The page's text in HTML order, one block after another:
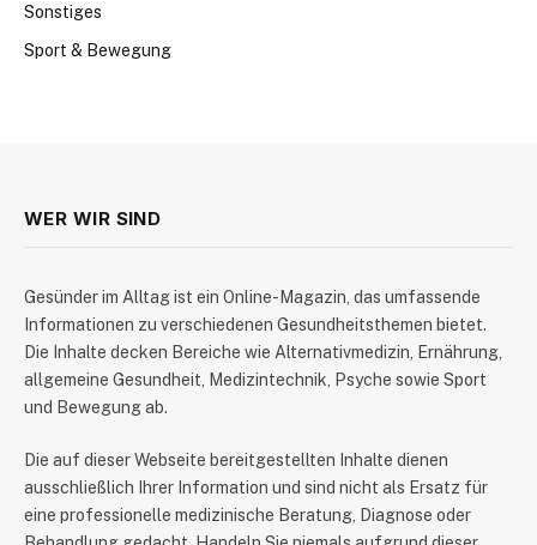
Sonstiges
Sport & Bewegung
WER WIR SIND
​Gesünder im Alltag ist ein Online-Magazin, das umfassende
Informationen zu verschiedenen Gesundheitsthemen bietet.
Die Inhalte decken Bereiche wie Alternativmedizin, Ernährung,
allgemeine Gesundheit, Medizintechnik, Psyche sowie Sport
und Bewegung ab.
Die auf dieser Webseite bereitgestellten Inhalte dienen
ausschließlich Ihrer Information und sind nicht als Ersatz für
eine professionelle medizinische Beratung, Diagnose oder